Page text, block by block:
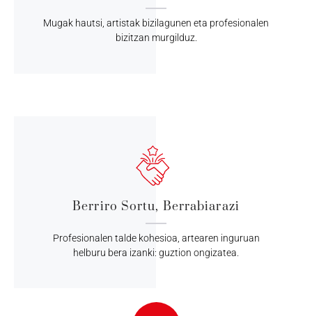
Mugak hautsi, artistak bizilagunen eta profesionalen
bizitzan murgilduz.
Berriro Sortu, Berrabiarazi
Profesionalen talde kohesioa, artearen inguruan
helburu bera izanki: guztion ongizatea.